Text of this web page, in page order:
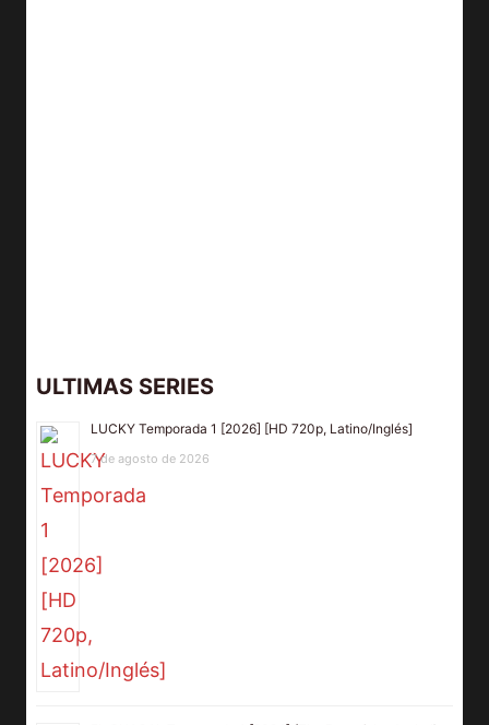
ULTIMAS SERIES
LUCKY Temporada 1 [2026] [HD 720p, Latino/Inglés]
7 de agosto de 2026